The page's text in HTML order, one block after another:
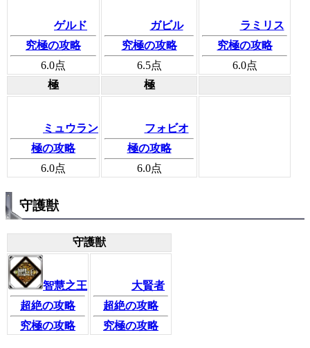
ゲルド
究極の攻略
6.0点
ガビル
究極の攻略
6.5点
ラミリス
究極の攻略
6.0点
極
極
ミュウラン
極の攻略
6.0点
フォビオ
極の攻略
6.0点
守護獣
守護獣
智慧之王
超絶の攻略
究極の攻略
大賢者
超絶の攻略
究極の攻略